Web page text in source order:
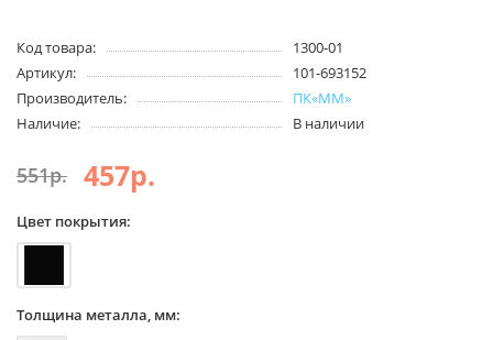
Код товара:
1300-01
Артикул:
101-693152
Производитель:
ПК«ММ»
Наличие:
В наличии
551р. 457р.
Цвет покрытия:
Толщина металла, мм: